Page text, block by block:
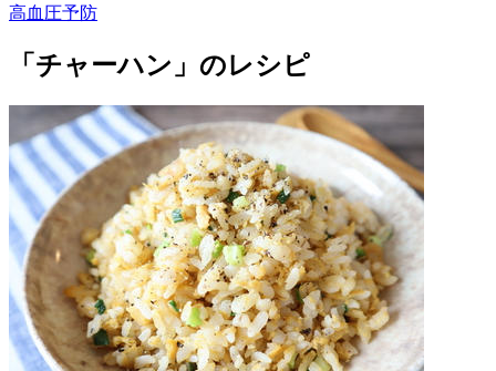
高血圧予防
「チャーハン」のレシピ